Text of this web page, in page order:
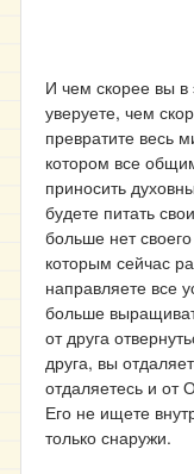
И чем скорее вы в
уверуете, чем
превратите весь
котором все
приносить
будете питать
больше нет
которым сейчас
направляете все
больше
от друга
друга, вы
отдаляетесь и от
Его не ищете
только снаружи.